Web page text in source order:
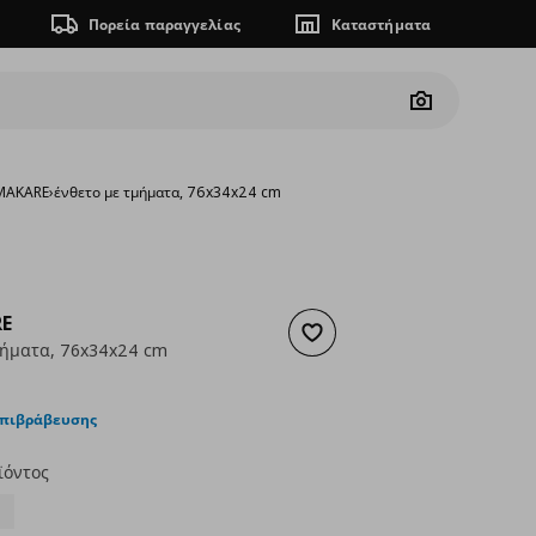
Πορεία παραγγελίας Καταστήματα
Camera
›ένθετο με τμήματα, 76x34x24 cm
Προσθήκη στα αγαπημένα
76x34x24 cm
τιμή